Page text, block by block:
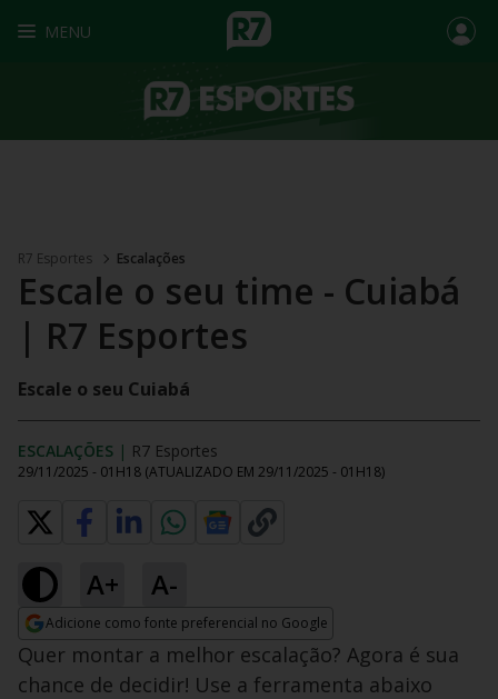
MENU
R7 Esportes Escalações
Escale o seu time - Cuiabá
| R7 Esportes
Escale o seu Cuiabá
ESCALAÇÕES | R7 Esportes
29/11/2025 - 01H18 (ATUALIZADO EM 29/11/2025 - 01H18)
A+ A-
Adicione como fonte preferencial no Google
Opens in new window
Quer montar a melhor escalação? Agora é sua
chance de decidir! Use a ferramenta abaixo